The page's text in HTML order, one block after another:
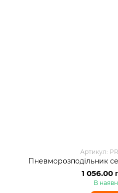
Артикул:
Пневморозподільник
1 056.00
В